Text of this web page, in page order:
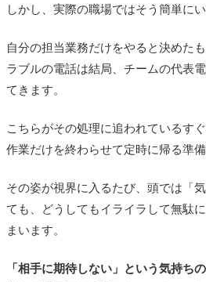
しかし、実際の職場ではそう簡単にい
自分の担当業務だけをやると決めた
ラブルの電話は結局、チームの代表
てきます。
こちらがその処理に追われているす
作業だけを終わらせて定時に帰る準備
その姿が視界に入るたび、頭では「
ても、どうしてもイライラして無駄
まいます。
「相手に期待しない」という気持ち